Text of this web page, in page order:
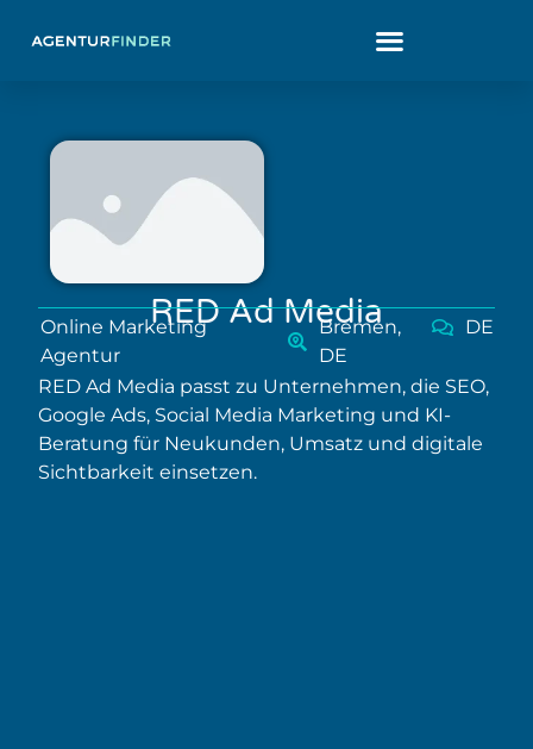
RED Ad Media
Online Marketing
Agentur
Bremen,
DE
DE
RED Ad Media passt zu Unternehmen, die SEO,
Google Ads, Social Media Marketing und KI-
Beratung für Neukunden, Umsatz und digitale
Sichtbarkeit einsetzen.